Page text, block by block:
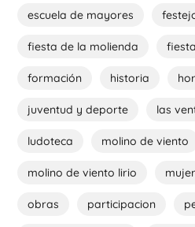
escuela de mayores
fiesta de la molienda
formación historia
juventud y deporte las
ludoteca molino de viento
molino de viento lirio mujer
obras participacion